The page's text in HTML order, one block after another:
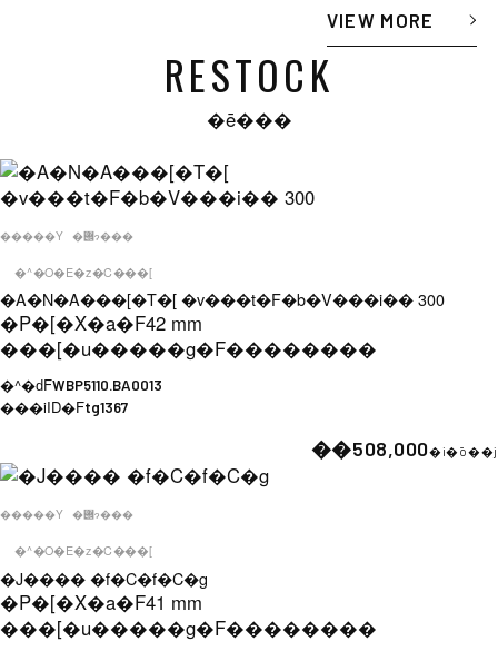
VIEW MORE
RESTOCK
�ē���
�����Y �݌ɂ���
�^�O�E�z�C���[
�A�N�A���[�T�[ �v���t�F�b�V���i�� 300
�P�[�X�a�F42 mm
���[�u�����g�F��������
�^�ԁFWBP5110.BA0013
���iID�Ftg1367
��508,000�i�ō��j
�����Y �݌ɂ���
�^�O�E�z�C���[
�J���� �f�C�f�C�g
�P�[�X�a�F41 mm
���[�u�����g�F��������